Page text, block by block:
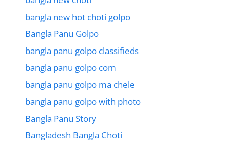
bangla new hot choti golpo
Bangla Panu Golpo
bangla panu golpo classifieds
bangla panu golpo com
bangla panu golpo ma chele
bangla panu golpo with photo
Bangla Panu Story
Bangladesh Bangla Choti